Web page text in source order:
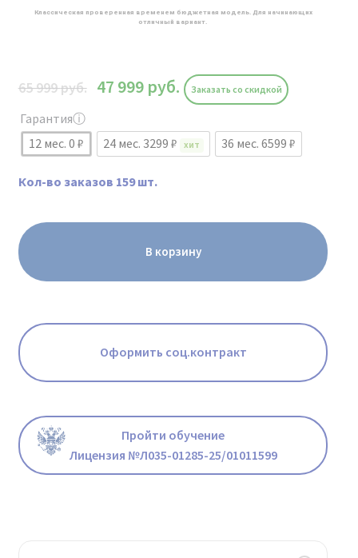
Классическая проверенная временем бюджетная модель. Для начинающих
отличный вариант.
65 999руб. 47 999 руб. Заказать со скидкой
Гарантияⓘ
12 мес. 0 ₽
24 мес. 3299 ₽ ХИТ 36 мес. 6599 ₽
Кол-во заказов 159 шт.
В корзину
Оформить соц.контракт
Пройти обучение
Лицензия №Л035-01285-25/01011599